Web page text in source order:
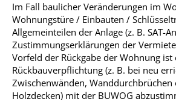
Im Fall baulicher Veränderungen im
Wohnungstüre / Einbauten /
Allgemeinteilen der Anlage (z. B. SAT-
Zustimmungserklärungen der
Vorfeld der Rückgabe der Wohnung ist
Rückbauverpflichtung (z. B. bei neu
Zwischenwänden, Wanddurchbrüchen
Holzdecken) mit der BUWOG